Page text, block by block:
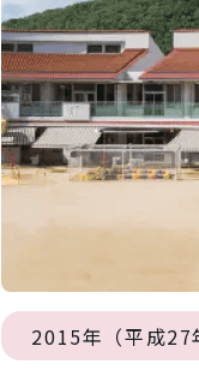
2015年（平成27